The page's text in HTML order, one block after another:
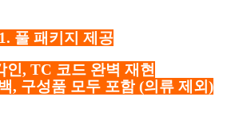
1. 풀 패키지 제공
인, TC 코드 완벽 재현
, 구성품 모두 포함 (의류 제외)